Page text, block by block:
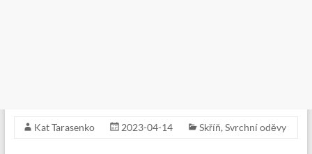
Kat Tarasenko 2023-04-14 Skříň, Svrchní oděvy